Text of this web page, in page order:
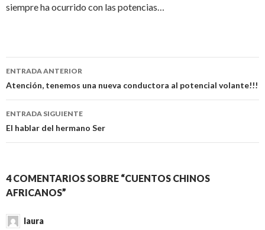
siempre ha ocurrido con las potencias…
Navegación
de
entradas
ENTRADA ANTERIOR
Atención, tenemos una nueva conductora al potencial volante!!!
ENTRADA SIGUIENTE
El hablar del hermano Ser
4 COMENTARIOS SOBRE “CUENTOS CHINOS
AFRICANOS”
laura